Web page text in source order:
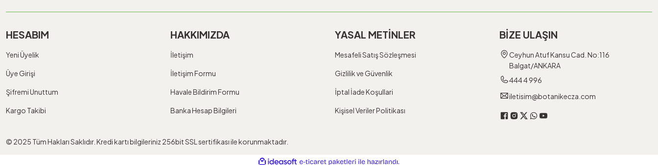
HESABIM
Yeni Üyelik
Üye Girişi
Şifremi Unuttum
Kargo Takibi
HAKKIMIZDA
İletişim
İletişim Formu
Havale Bildirim Formu
Banka Hesap Bilgileri
YASAL METİNLER
Mesafeli Satış Sözleşmesi
Gizlilik ve Güvenlik
İptal İade Koşullari
Kişisel Veriler Politikası
BİZE ULAŞIN
Ceyhun Atuf Kansu Cad. No:116
Balgat/ANKARA
444 4 996
iletisim@botanikecza.com
© 2025 Tüm Hakları Saklıdır. Kredi kartı bilgileriniz 256bit SSL sertifikası ile korunmaktadır.
ideasoft e-